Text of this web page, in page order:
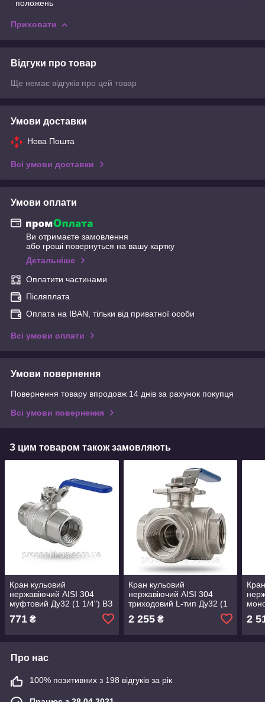
положень
Приховати
Відгуки про товар
Ще немає відгуків про цей товар
Умови доставки
Нова Пошта
Всі умови доставки
Умови оплати
Ви отримаєте замовлення
або гроші повернуться на вашу картку
Детальніше
Оплатити частинами
Післяплата
Оплата на IBAN, тільки від приватної особи
Всі умови оплати
Умови повернення
Повернення товару впродовж 14 днів за рахунок покупця
Всі умови повернення
З цим товаром також замовляють
Кран кульовий
нержавіючий AISI 304
муфтовий Ду32 (1 1/4") ВЗ
771 ₴
Кран кульовий
нержавіючий AISI 304
триходовий L-тип Ду32 (1
2 255₴ 2
Про нас
100% позитивних з 198 відгуків за рік